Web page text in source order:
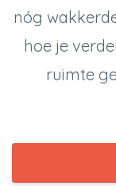
nóg
hoe je
ruimte